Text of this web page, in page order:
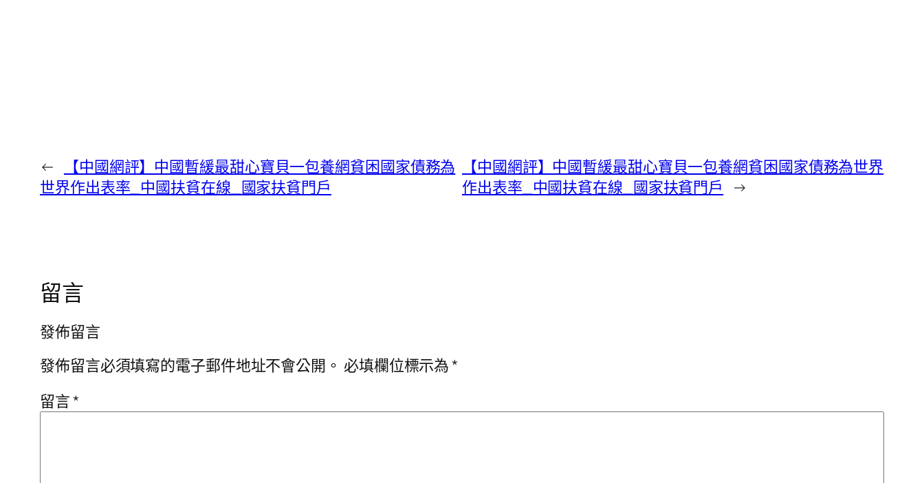
←
【中國網評】中國暫緩最甜心寶貝一包養網貧困國家債務為
世界作出表率_中國扶貧在線_國家扶貧門戶
【中國網評】中國暫緩最甜心寶貝一包養網貧困國家債務為世界
作出表率_中國扶貧在線_國家扶貧門戶
→
留言
發佈留言
發佈留言必須填寫的電子郵件地址不會公開。 必填欄位標示為*
留言*